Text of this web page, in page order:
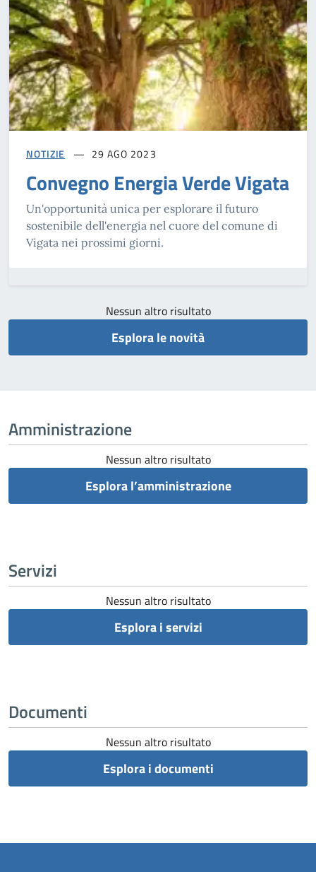
NOTIZIE 29 AGO 2023
Convegno Energia Verde Vigata
Un'opportunità unica per esplorare il futuro
sostenibile dell'energia nel cuore del comune di
Vigata nei prossimi giorni.
Nessun altro risultato
Esplora le novità
Amministrazione
Nessun altro risultato
Esplora l’amministrazione
Servizi
Nessun altro risultato
Esplora i servizi
Documenti
Nessun altro risultato
Esplora i documenti